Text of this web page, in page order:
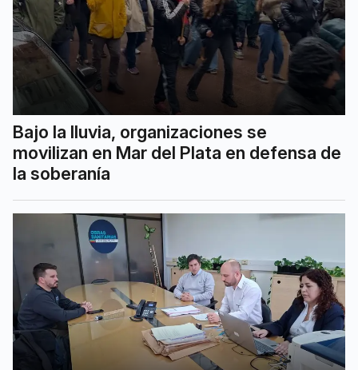
Bajo la lluvia, organizaciones se
movilizan en Mar del Plata en defensa de
la soberanía